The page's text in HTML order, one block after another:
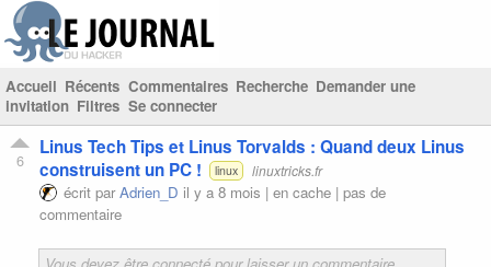
Accueil Récents Commentaires Recherche Demander une
invitation Filtres Se connecter
6
Linus Tech Tips et Linus Torvalds : Quand deux Linus
construisent un PC !
linux linuxtricks.fr
écrit parAdrien_D il y a 8 mois | en cache | pas de
commentaire